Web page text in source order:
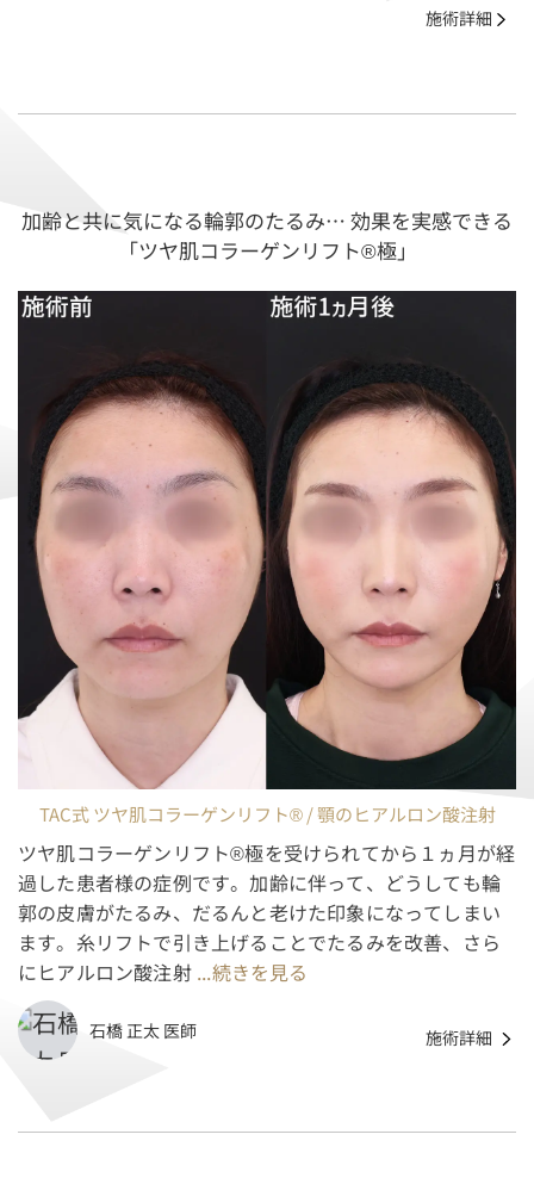
施術詳細
加齢と共に気になる輪郭のたるみ… 効果を実感できる
「ツヤ肌コラーゲンリフト®極」
TAC式 ツヤ肌コラーゲンリフト® / 顎のヒアルロン酸注射
ツヤ肌コラーゲンリフト®極を受けられてから１ヵ月が経
過した患者様の症例です。加齢に伴って、どうしても輪
郭の皮膚がたるみ、だるんと老けた印象になってしまい
ます。糸リフトで引き上げることでたるみを改善、さら
にヒアルロン酸注射 ...続きを見る
石橋 正太 医師 施術詳細